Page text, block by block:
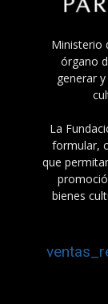
Ministerio
órgano
generar
La
formular,
que
bienes